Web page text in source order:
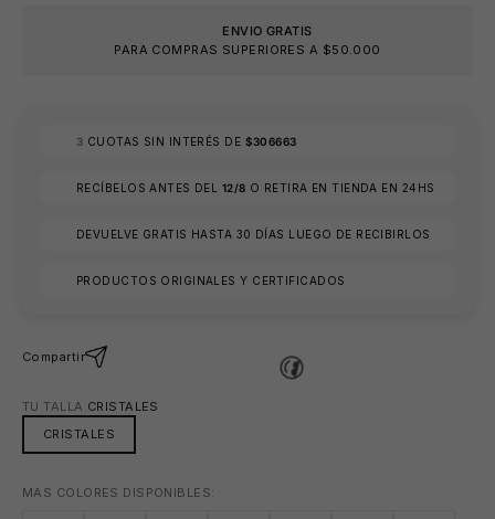
ENVIO GRATIS
PARA COMPRAS SUPERIORES A $50.000
3 CUOTAS SIN INTERÉS DE $306663
RECÍBELOS ANTES DEL 12/8 O RETIRA EN TIENDA EN 24HS
DEVUELVE GRATIS HASTA 30 DÍAS LUEGO DE RECIBIRLOS
PRODUCTOS ORIGINALES Y CERTIFICADOS
Compartir
TU TALLA:CRISTALES
CRISTALES
MAS COLORES DISPONIBLES: